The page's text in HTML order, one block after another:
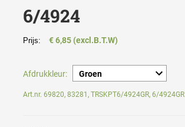
6/4924
Prijs: € 6,85 (excl.B.T.W)
Afdrukkleur:
Art.nr. 69820, 83281, TRSKPT6/4924GR, 6/4924GR